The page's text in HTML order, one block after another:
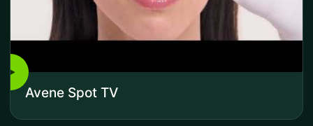
▶
Avene Spot TV